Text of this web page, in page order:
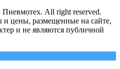
All right reserved.
цены, размещенные на сайте,
и не являются публичной